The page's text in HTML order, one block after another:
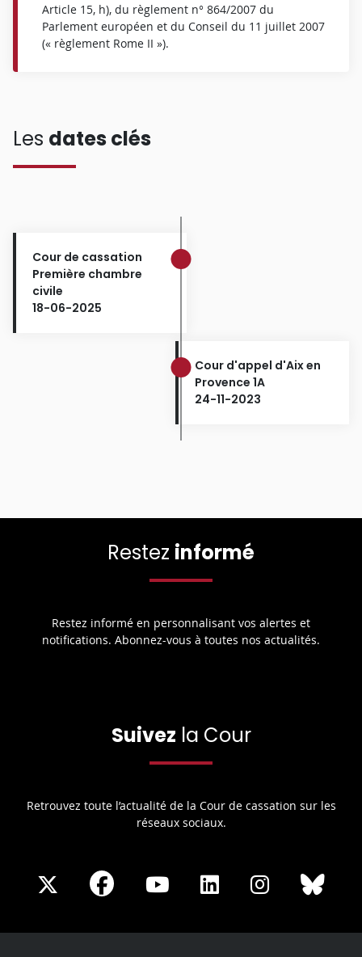
Article 15, h), du règlement n° 864/2007 du
Parlement européen et du Conseil du 11 juillet 2007
(« règlement Rome II »).
Les dates clés
Cour de cassation
Première chambre
civile
18-06-2025
Cour d'appel d'Aix en
Provence 1A
24-11-2023
Restez informé
Restez informé en personnalisant vos alertes et
notifications. Abonnez-vous à toutes nos actualités.
Suivez la Cour
Retrouvez toute l’actualité de la Cour de cassation sur les
réseaux sociaux.
Share
X
Share
Facebook
Share
Youtube
Share
LinkedIn
Share
Instagram